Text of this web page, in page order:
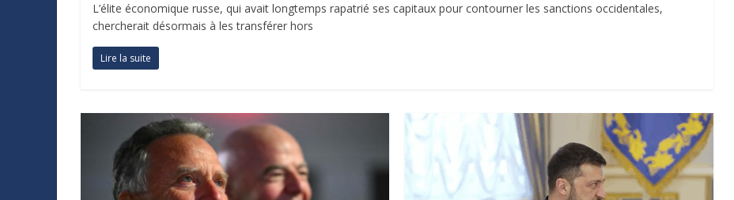
L’élite économique russe, qui avait longtemps rapatrié ses capitaux pour contourner les sanctions occidentales,
chercherait désormais à les transférer hors
Lire la suite